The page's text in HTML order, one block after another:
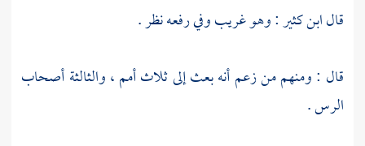
قالابن كثير: وهو غريب وفي رفعه نظر .
قال : ومنهم من زعم أنه بعث إلى ثلاث أمم ، والثالثة أصحاب
الرس .